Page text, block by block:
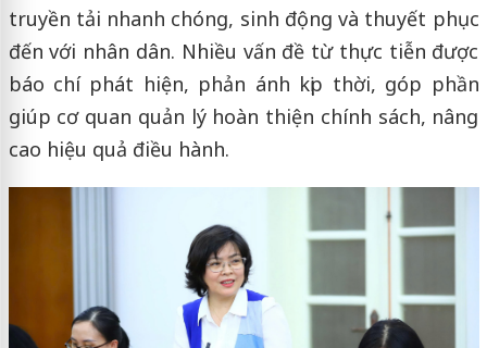
truyền tải nhanh chóng, sinh động và thuyết phục
đến với nhân dân. Nhiều vấn đề từ thực tiễn được
báo chí phát hiện, phản ánh kịp thời, góp phần
giúp cơ quan quản lý hoàn thiện chính sách, nâng
cao hiệu quả điều hành.